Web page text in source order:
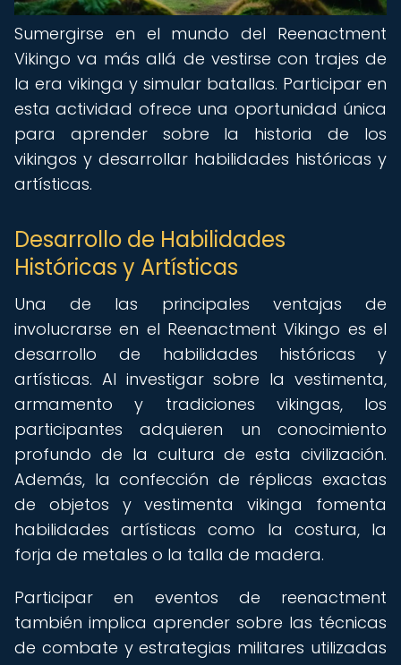
Sumergirse en el mundo del Reenactment
Vikingo va más allá de vestirse con trajes de
la era vikinga y simular batallas. Participar en
esta actividad ofrece una oportunidad única
para aprender sobre la historia de los
vikingos y desarrollar habilidades históricas y
artísticas.
Desarrollo de Habilidades
Históricas y Artísticas
Una de las principales ventajas de
involucrarse en el Reenactment Vikingo es el
desarrollo de habilidades históricas y
artísticas. Al investigar sobre la vestimenta,
armamento y tradiciones vikingas, los
participantes adquieren un conocimiento
profundo de la cultura de esta civilización.
Además, la confección de réplicas exactas
de objetos y vestimenta vikinga fomenta
habilidades artísticas como la costura, la
forja de metales o la talla de madera.
Participar en eventos de reenactment
también implica aprender sobre las técnicas
de combate y estrategias militares utilizadas